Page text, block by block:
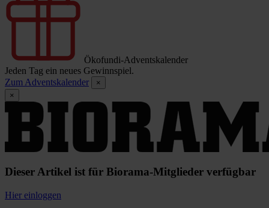
Ökofundi-Adventskalender
Jeden Tag ein neues Gewinnspiel.
Zum Adventskalender
×
×
Dieser Artikel ist für Biorama-Mitglieder verfügbar
Hier einloggen